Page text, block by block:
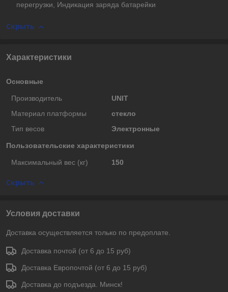
перегрузки, Индикация заряда батарейки
Скрыть
Характеристики
Основные
Производитель
UNIT
Материал платформы
стекло
Тип весов
Электронные
Пользовательские характеристики
Максимальный вес (кг) 150
Скрыть
Условия доставки
Доставка осуществляется только по предоплате.
Доставка почтой (от 6 до 15 руб)
Доставка Европочтой (от 6 до 15 руб)
Доставка до подъезда. Минск!